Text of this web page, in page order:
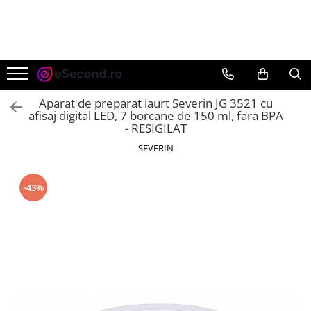
Auto Moto
Accesorii Auto
Anvelope & Jante
Echipamente pentru Atelier
Intretinere & Cosmetica auto
Moto
Aparat de preparat iaurt Severin JG 3521 cu
afisaj digital LED, 7 borcane de 150 ml, fara BPA
- RESIGILAT
SEVERIN
-43%